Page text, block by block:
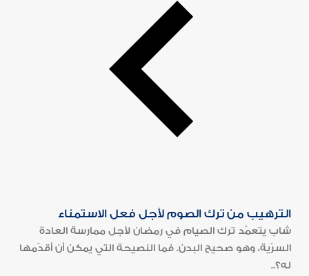
الترهيب من ترك الصوم لأجل فعل الاستمناء
شاب يتعمّد ترك الصيام في رمضان لأجل ممارسة العادة
السرّية، وهو صحيح البدن. فما النصيحة التي يمكن أن أقدّمها
له؟..